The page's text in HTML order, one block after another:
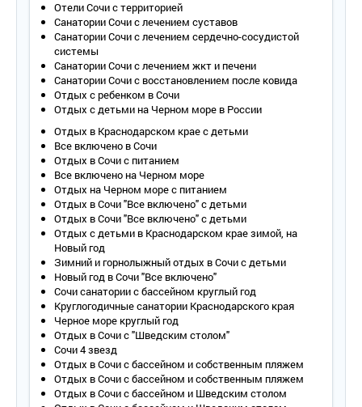
номере две спальни), шкаф, стул, журнальный столик,
мягкие диваны в гостиной, комод.
Оборудование – кондиционер, телевизор, телефон,
холодильник, электрочайник и набор посуды, сейф.
Покрытие пола – ковровое покрытие.
Санузел – умывальник, зеркало, унитаз, душ с поддоном,
косметическое увеличивающее зеркало, фен,
полотенцесушитель, косметические принадлежности,
полотенца, халат, тапочки.
Wi - Fi .
Сервис:
- уборка номера – ежедневно;
- смена белья – 1 раз в 3 дня;
- смена полотенец – 1 раз в 3 дня.
2-местный 2-комнатный «Апартамент»
Количество основных мест – 2.
Дополнительное место – 1-2.
Площадь – 79 кв.м.
Балкон – нет.
Мебель – одна двуспальная кровать, прикроватные
тумбочки, туалетный столик, зеркало в каждой спальне (в
номере две спальни), шкаф, стул, журнальный столик,
мягкие диваны в гостиной, комод, обеденный стол и стулья,
кухонная мебель с посудой и техникой.
Оборудование – кондиционер, телевизор, телефон,
холодильник, электрочайник и набор посуды, сейф.
Отели Сочи с территорией
Санатории Сочи с лечением суставов
Санатории Сочи с лечением сердечно-сосудистой
системы
Санатории Сочи с лечением жкт и печени
Санатории Сочи с восстановлением после ковида
Отдых с ребенком в Сочи
Отдых с детьми на Черном море в России
Отдых в Краснодарском крае с детьми
Все включено в Сочи
Отдых в Сочи с питанием
Все включено на Черном море
Отдых на Черном море с питанием
Отдых в Сочи "Все включено" с детьми
Отдых в Сочи "Все включено" с детьми
Отдых с детьми в Краснодарском крае зимой, на
Новый год
Зимний и горнолыжный отдых в Сочи с детьми
Новый год в Сочи "Все включено"
Сочи санатории с бассейном круглый год
Круглогодичные санатории Краснодарского края
Черное море круглый год
Отдых в Сочи с "Шведским столом"
Сочи 4 звезд
Отдых в Сочи с бассейном и собственным пляжем
Отдых в Сочи с бассейном и собственным пляжем
Отдых в Сочи с бассейном и Шведским столом